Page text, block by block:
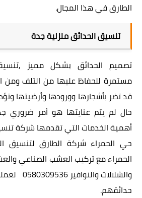
الطارق في هذا المجال.
تنسيق الحدائق منزلية جدة
تصميم الحدائق بشكل مميز
مستمرة للحفاظ عليها من التلف ومن
قد تضر بأشجارها وورودها وأرضيتها
حال لم يتم عنايتها هو أمر ضروري
أهمية الخدمات التي تقدمها شركة
حي الحمراء شركة الطارق
الحمراء مع تركيب العشب الصناعي
حدائقهم.